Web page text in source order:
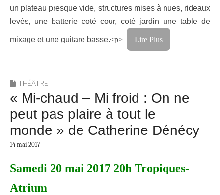
un plateau presque vide, structures mises à nues, rideaux
levés, une batterie coté cour, coté jardin une table de
mixage et une guitare basse.<p> Lire Plus
THÉÂTRE
« Mi-chaud – Mi froid : On ne
peut pas plaire à tout le
monde » de Catherine Dénécy
14 mai 2017
Samedi 20 mai 2017 20h Tropiques-
Atrium